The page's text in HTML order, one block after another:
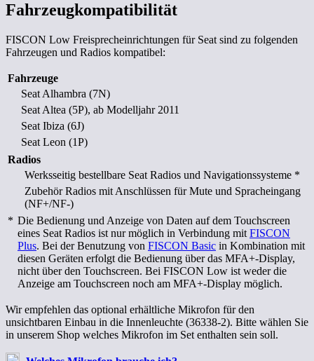
Fahrzeugkompatibilität
FISCON Low Freisprecheinrichtungen für Seat sind zu folgenden
Fahrzeugen und Radios kompatibel:
Fahrzeuge
Seat Alhambra (7N)
Seat Altea (5P), ab Modelljahr 2011
Seat Ibiza (6J)
Seat Leon (1P)
Radios
Werksseitig bestellbare Seat Radios und Navigationssysteme *
Zubehör Radios mit Anschlüssen für Mute und Spracheingang
(NF+/NF-)
* Die Bedienung und Anzeige von Daten auf dem Touchscreen
eines Seat Radios ist nur möglich in Verbindung mit FISCON
Plus. Bei der Benutzung von FISCON Basic in Kombination mit
diesen Geräten erfolgt die Bedienung über das MFA+-Display,
nicht über den Touchscreen. Bei FISCON Low ist weder die
Anzeige am Touchscreen noch am MFA+-Display möglich.
Wir empfehlen das optional erhältliche Mikrofon für den
unsichtbaren Einbau in die Innenleuchte (36338-2). Bitte wählen Sie
in unserem Shop welches Mikrofon im Set enthalten sein soll.